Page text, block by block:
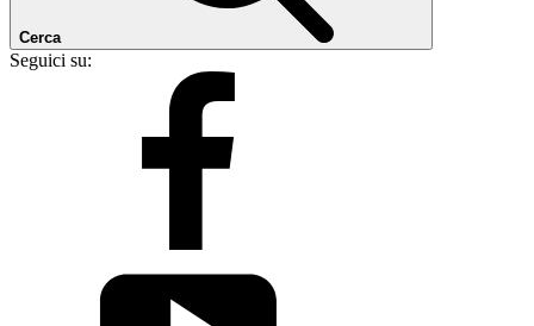
Cerca
Seguici su: